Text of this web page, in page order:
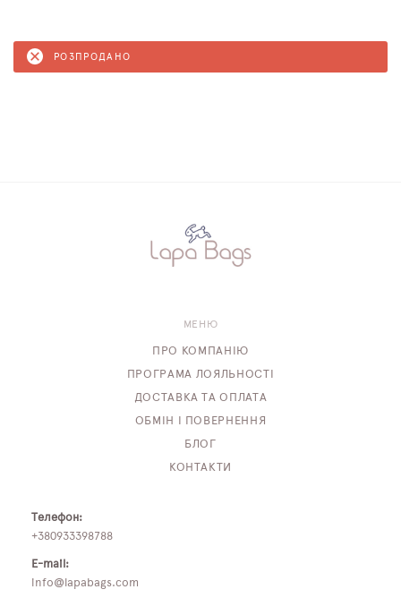
РОЗПРОДАНО
МЕНЮ
ПРО КОМПАНІЮ
ПРОГРАМА ЛОЯЛЬНОСТІ
ДОСТАВКА ТА ОПЛАТА
ОБМІН І ПОВЕРНЕННЯ
БЛОГ
КОНТАКТИ
Телефон:
+380933398788
E-mail:
info@lapabags.com